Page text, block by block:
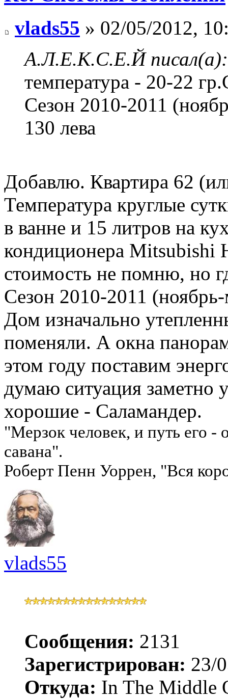
vlads55 » 02/05/2012,
А.Л.Е.К.С.Е.Й писал(а):
температура - 20-22
Сезон 2010-2011
130 лева
Добавлю. Квартира 62
Температура круглые
в ванне и 15 литров на
кондиционера
стоимость не помню, но
Сезон 2010-2011
Дом изначально
поменяли. А окна
этом году поставим
думаю ситуация заметно
хорошие - Саламандер.
"Мерзок человек, и путь его
савана".
Роберт Пенн Уоррен, "Вся
vlads55
Сообщения: 2131
Зарегистрирован: 23/
Откуда: In The Middle